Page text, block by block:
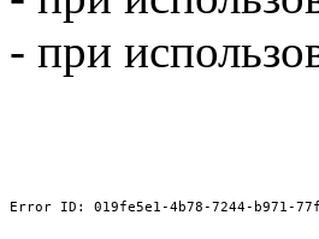
- при
Error ID: 019fe5e1-4b78-7244-b971-